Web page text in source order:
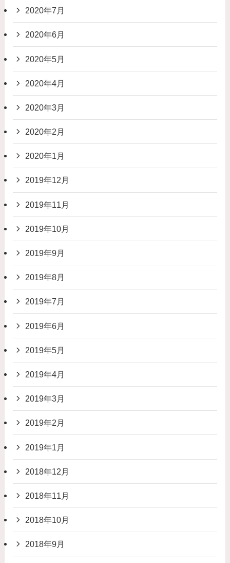
2020年7月
2020年6月
2020年5月
2020年4月
2020年3月
2020年2月
2020年1月
2019年12月
2019年11月
2019年10月
2019年9月
2019年8月
2019年7月
2019年6月
2019年5月
2019年4月
2019年3月
2019年2月
2019年1月
2018年12月
2018年11月
2018年10月
2018年9月